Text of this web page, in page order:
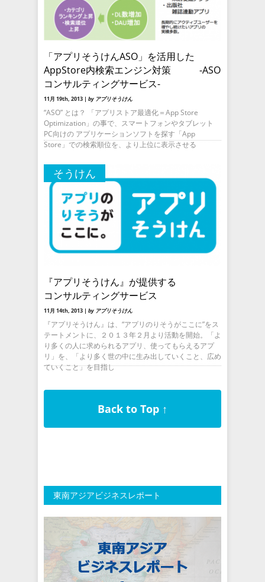
「アプリそうけんASO」を活用した
AppStore内検索エンジン対策 -ASO
コンサルティングサービス-
11月 19th, 2013 | by アプリそうけん
“ASO” とは？ 「アプリストア最適化＝App Store
Optimization」の事で、スマートフォンやタブレット
PC向けの アプリケーションソフトを探す「App
Store」での検索順位を、より上位に表示させる
そうけん
『アプリそうけん』が提供する
コンサルティングサービス
11月 14th, 2013 | by アプリそうけん
『アプリそうけん』は、“アプリのりそうがここに”をス
テートメントに、２０１３年２月より活動を開始。「よ
り多くの人に求められるアプリ、使ってもらえるアプ
リ」を、「より多く世の中に生み出していくこと、広め
ていくこと」を目指し
Back to Top ↑
東南アジアビジネスレポート